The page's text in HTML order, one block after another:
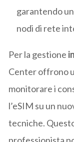
garantendo
nodi di rete
Per la gestione
Center offrono
monitorare i
l’eSIM su un
tecniche.